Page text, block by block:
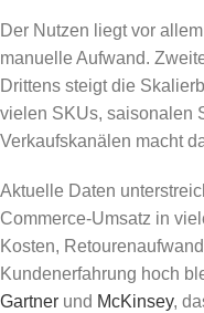
Der Nutzen liegt vor
manuelle Aufwand.
Drittens steigt die
vielen SKUs, saisonalen
Verkaufskanälen macht
Aktuelle Daten
Commerce-Umsatz in
Kosten,
Kundenerfahrung hoch
Gartner und McKinsey,